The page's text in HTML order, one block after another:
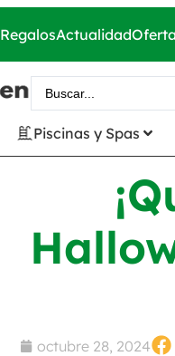
RegalosActualidad
Piscinas y Spas
octubre 28, 2024